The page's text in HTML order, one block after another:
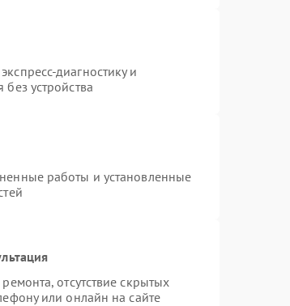
диагностику и
устройства
работы и установленные
отсутствие скрытых
или онлайн на сайте